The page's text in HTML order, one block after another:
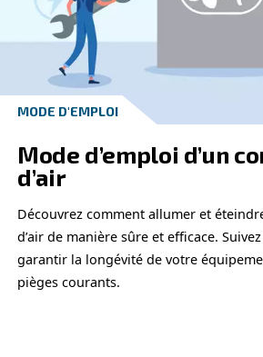
Quand effectuer
compresseur
guide !
Découvrez quand effectuer un
pour optimiser l’efficacité
garantir la fiabilité du
compresseurs d’air